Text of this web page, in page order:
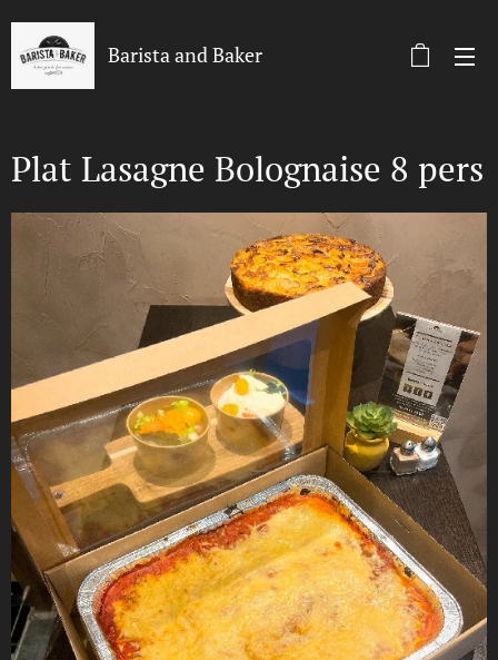
Barista and Baker
Plat Lasagne Bolognaise 8 pers